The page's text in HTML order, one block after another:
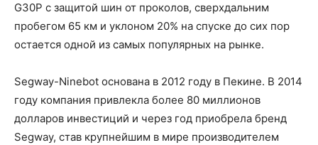
G30P с защитой шин от проколов, сверхдальним
пробегом 65 км и уклоном 20% на спуске до сих пор
остается одной из самых популярных на рынке.
Segway-Ninebot основана в 2012 году в Пекине. В 2014
году компания привлекла более 80 миллионов
долларов инвестиций и через год приобрела бренд
Segway, став крупнейшим в мире производителем